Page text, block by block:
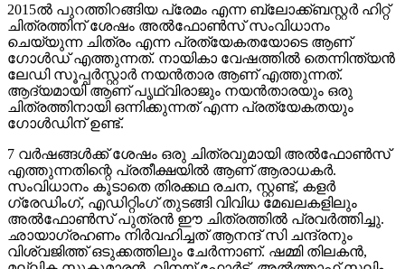
2015ൽ പുറത്തിറങ്ങിയ പ്രേമം എന്ന ബ്ലോക്ക്ബസ്റ്റർ ഹിറ്റ്
ചിത്രത്തിന് ശേഷം അൽഫോൺസ് സംവിധാനം
ചെയ്യുന്ന ചിത്രം എന്ന പ്രത്യേകതയോടെ ആണ്
ഗോൾഡ്‌ എത്തുന്നത്. നായികാ വേഷത്തിൽ തെന്നിന്ത്യൻ
ലേഡി സൂപ്പർസ്റ്റാർ നയൻതാര ആണ് എത്തുന്നത്.
ആദ്യമായി ആണ് പൃഥ്വിരാജും നയൻതാരയും ഒരു
ചിത്രത്തിനായി ഒന്നിക്കുന്നത് എന്ന പ്രത്യേകതയും
ഗോൾഡിന് ഉണ്ട്.
7 വർഷങ്ങൾക്ക് ശേഷം ഒരു ചിത്രവുമായി അൽഫോൺസ്
എത്തുന്നതിന്റെ പ്രതീക്ഷയിൽ ആണ് ആരാധകർ.
സംവിധാനം കൂടാതെ തിരക്കഥ രചന, സ്റ്റണ്ട്, കളർ
ഗ്രേഡിംഗ്, എഡിറ്റിംഗ് തുടങ്ങി വിവിധ മേഖലകളിലും
അൽഫോൺസ് പുത്രൻ ഈ ചിത്രത്തിൽ പ്രവർത്തിച്ചു.
ഛായാഗ്രഹണം നിർവഹിച്ചത് ആനന്ദ് സി ചന്ദ്രനും
വിശ്വജിത്ത് ഒടുക്കത്തിലും ചേർന്നാണ്. ഷമ്മി തിലകൻ,